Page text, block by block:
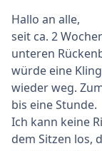
Hallo an alle,
seit ca. 2
unteren
würde eine
wieder weg.
bis eine Stunde.
Ich kann keine
dem Sitzen los,